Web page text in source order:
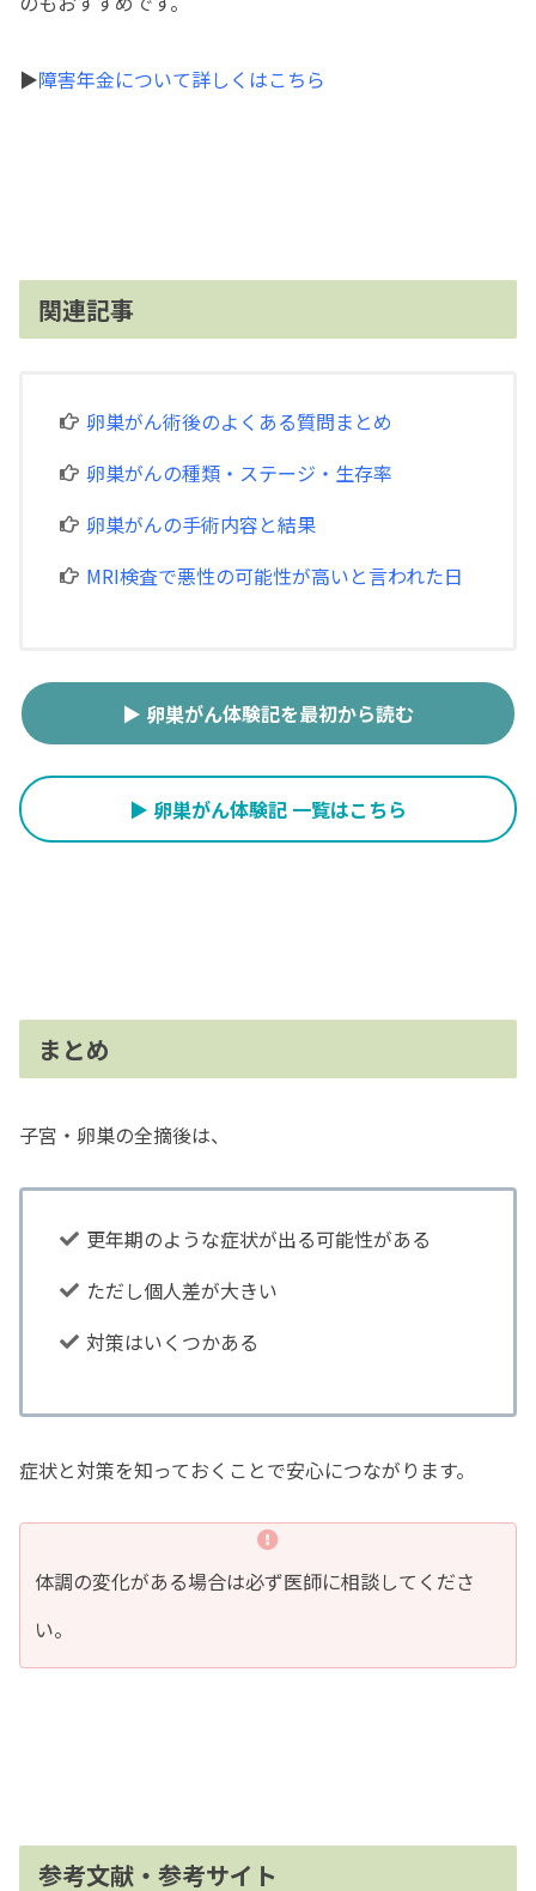
▶障害年金について詳しくはこちら
関連記事
卵巣がん術後のよくある質問まとめ
卵巣がんの種類・ステージ・生存率
卵巣がんの手術内容と結果
MRI検査で悪性の可能性が高いと言われた日
▶ 卵巣がん体験記を最初から読む
▶ 卵巣がん体験記 一覧はこちら
まとめ
子宮・卵巣の全摘後は、
更年期のような症状が出る可能性がある
ただし個人差が大きい
対策はいくつかある
症状と対策を知っておくことで安心につながります。
体調の変化がある場合は必ず医師に相談してくださ
い。
参考文献・参考サイト